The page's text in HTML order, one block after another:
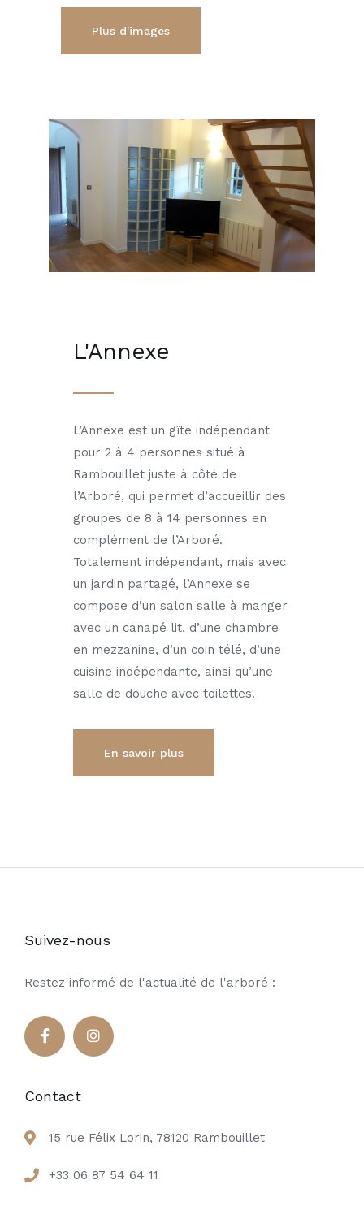
Plus d'images
L'Annexe
L’Annexe est un gîte indépendant
pour 2 à 4 personnes situé à
Rambouillet juste à côté de
l’Arboré, qui permet d’accueillir des
groupes de 8 à 14 personnes en
complément de l’Arboré.
Totalement indépendant, mais avec
un jardin partagé, l’Annexe se
compose d’un salon salle à manger
avec un canapé lit, d’une chambre
en mezzanine, d’un coin télé, d’une
cuisine indépendante, ainsi qu’une
salle de douche avec toilettes.
En savoir plus
Suivez-nous
Restez informé de l'actualité de l'arboré :
Contact
15 rue Félix Lorin, 78120 Rambouillet
+33 06 87 54 64 11